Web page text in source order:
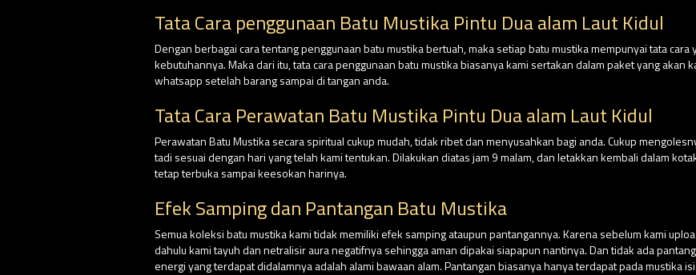
Tata Cara penggunaan Batu Mustika Pintu Dua alam Laut Kidul
Dengan berbagai cara tentang penggunaan batu mustika bertuah, maka setiap batu mustika mempunyai tata
kebutuhannya. Maka dari itu, tata cara penggunaan batu mustika biasanya kami sertakan dalam paket yang akan
whatsapp setelah barang sampai di tangan anda.
Tata Cara Perawatan Batu Mustika Pintu Dua alam Laut Kidul
Perawatan Batu Mustika secara spiritual cukup mudah, tidak ribet dan menyusahkan bagi anda. Cukup
tadi sesuai dengan hari yang telah kami tentukan. Dilakukan diatas jam 9 malam, dan letakkan kembali dalam
tetap terbuka sampai keesokan harinya.
Efek Samping dan Pantangan Batu Mustika
Semua koleksi batu mustika kami tidak memiliki efek samping ataupun pantangannya. Karena sebelum kami
dahulu kami tayuh dan netralisir aura negatifnya sehingga aman dipakai siapapun nantinya. Dan tidak ada
energi yang terdapat didalamnya adalah alami bawaan alam. Pantangan biasanya hanya terdapat pada mustika